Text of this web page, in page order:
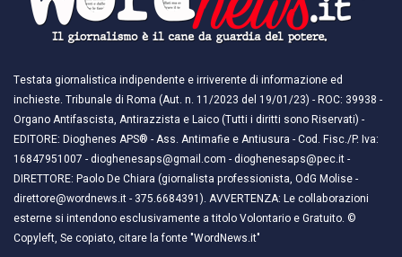
Testata giornalistica indipendente e irriverente di informazione ed
inchieste. Tribunale di Roma (Aut. n. 11/2023 del 19/01/23) - ROC: 39938 -
Organo Antifascista, Antirazzista e Laico (Tutti i diritti sono Riservati) -
EDITORE: Dioghenes APS® - Ass. Antimafie e Antiusura - Cod. Fisc./P. Iva:
16847951007 - dioghenesaps@gmail.com - dioghenesaps@pec.it - ​​
DIRETTORE: Paolo De Chiara (giornalista professionista, OdG Molise -
direttore@wordnews.it - ​​375.6684391). AVVERTENZA: Le collaborazioni
esterne si intendono esclusivamente a titolo Volontario e Gratuito. ©
Copyleft, Se copiato, citare la fonte "WordNews.it"